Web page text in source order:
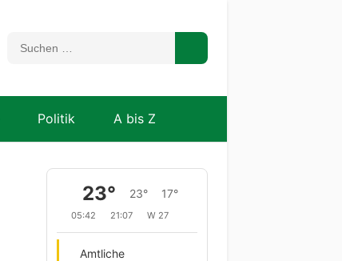
Politik A bis Z
23° 23° 17°
05:42 21:07 W 27
Amtliche